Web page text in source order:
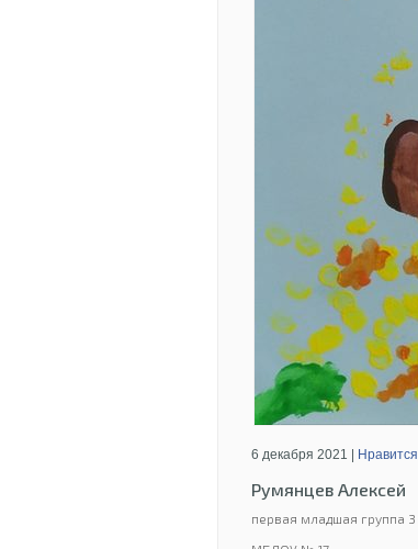
6 декабря 2021 | Нравится
Румянцев Алексей
первая младшая группа 3